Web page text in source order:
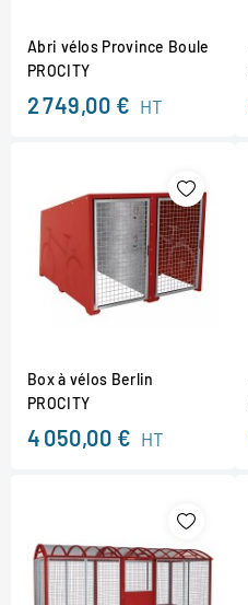
Abri vélos Province Boule
PROCITY
2 749,00 € HT
Box à vélos Berlin
PROCITY
4 050,00 € HT